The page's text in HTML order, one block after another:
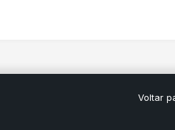
Voltar